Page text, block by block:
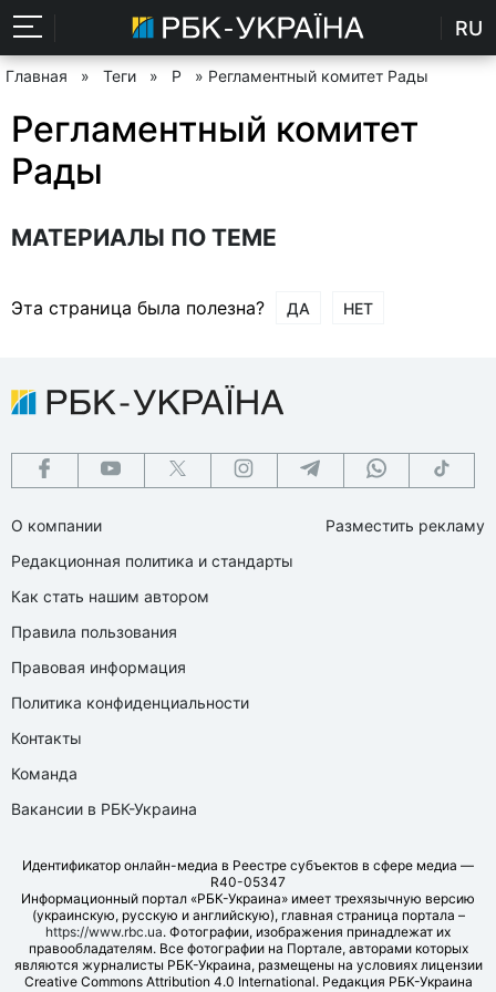
RU
Главная » Теги » Р » Регламентный комитет Рады
Регламентный комитет
Рады
МАТЕРИАЛЫ ПО ТЕМЕ
Эта страница была полезна? ДА НЕТ
О компании
Редакционная политика и стандарты
Как стать нашим автором
Правила пользования
Правовая информация
Политика конфиденциальности
Контакты
Команда
Вакансии в РБК-Украина
Разместить рекламу
Идентификатор онлайн-медиа в Реестре субъектов в сфере медиа —
R40-05347
Информационный портал «РБК-Украина» имеет трехязычную версию
(украинскую, русскую и английскую), главная страница портала –
https://www.rbc.ua. Фотографии, изображения принадлежат их
правообладателям. Все фотографии на Портале, авторами которых
являются журналисты РБК-Украина, размещены на условиях лицензии
Creative Commons Attribution 4.0 International. Редакция РБК-Украина